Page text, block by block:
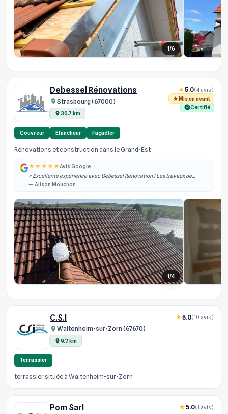
1/6
Debessel Rénovations
Strasbourg (67000)
30.7 km
5.0(4 avis)
Mis en avant
Certifié
Couvreur Etancheur Façadier
Rénovations et construction dans le Grand-Est
Avis Google
« Excellente expérience avec Debessel Rénovation ! Les travaux de
rénovation intérieure ont été réalisés rapidement, dans les délais
— Alison Mouchon
1/4
C.S.I
Waltenheim-sur-Zorn (67670)
9.2 km
5.0(10 avis)
Terrassier
terrassier située à Waltenheim-sur-Zorn
Pom Sarl 5.0(1 avis)